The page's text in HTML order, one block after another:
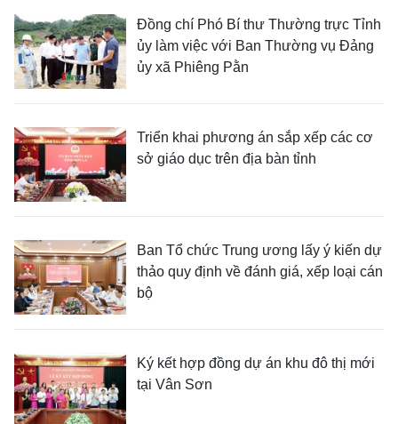
Đồng chí Phó Bí thư Thường trực Tỉnh
ủy làm việc với Ban Thường vụ Đảng
ủy xã Phiêng Pằn
Triển khai phương án sắp xếp các cơ
sở giáo dục trên địa bàn tỉnh
Ban Tổ chức Trung ương lấy ý kiến dự
thảo quy định về đánh giá, xếp loại cán
bộ
Ký kết hợp đồng dự án khu đô thị mới
tại Vân Sơn